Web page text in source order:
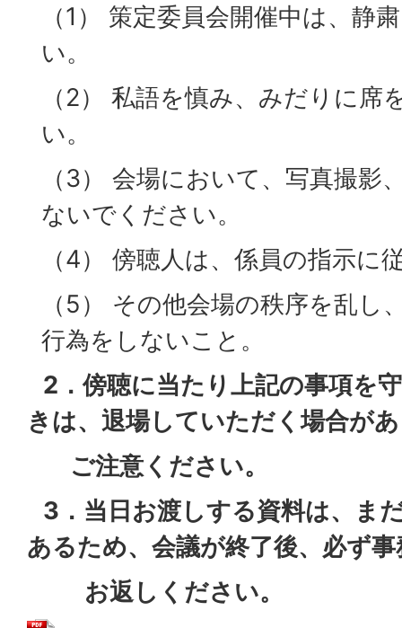
（1） 策定委員会開催中は、静
い。
（2） 私語を慎み、みだりに席
い。
（3） 会場において、写真撮影
ないでください。
（4） 傍聴人は、係員の指示に
（5） その他会場の秩序を乱し
行為をしないこと。
2．傍聴に当たり上記の事項を
きは、退場していただく場合が
ご注意ください。
3．当日お渡しする資料は、ま
あるため、会議が終了後、必ず
お返しください。